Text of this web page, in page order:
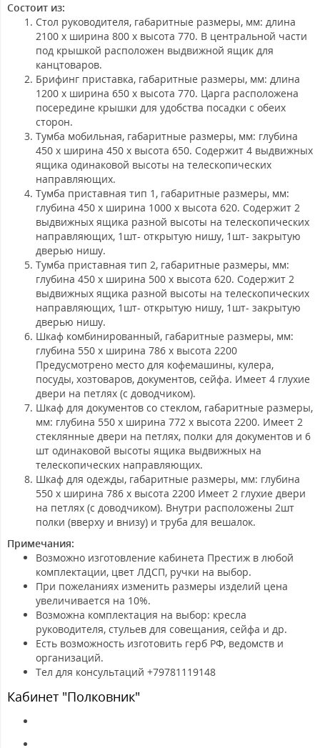
Состоит из:
Стол руководителя, габаритные размеры, мм: длина
2100 х ширина 800 х высота 770. В центральной части
под крышкой расположен выдвижной ящик для
канцтоваров.
Брифинг приставка, габаритные размеры, мм: длина
1200 х ширина 650 х высота 770. Царга расположена
посередине крышки для удобства посадки с обеих
сторон.
Тумба мобильная, габаритные размеры, мм: глубина
450 х ширина 450 х высота 650. Содержит 4 выдвижных
ящика одинаковой высоты на телескопических
направляющих.
Тумба приставная тип 1 , габаритные размеры, мм:
глубина 450 х ширина 1000 х высота 620. Содержит 2
выдвижных ящика разной высоты на телескопических
направляющих, 1шт- открытую нишу, 1шт- закрытую
дверью нишу.
Тумба приставная тип 2, габаритные размеры, мм:
глубина 450 х ширина 500 х высота 620. Содержит 2
выдвижных ящика разной высоты на телескопических
направляющих, 1шт- открытую нишу, 1шт- закрытую
дверью нишу.
Шкаф комбинированный, габаритные размеры, мм:
глубина 550 х ширина 786 х высота 2200
Предусмотрено место для кофемашины, кулера,
посуды, хозтоваров, документов, сейфа. Имеет 4 глухие
двери на петлях (с доводчиком).
Шкаф для документов со стеклом, габаритные размеры,
мм: глубина 550 х ширина 772 х высота 2200. Имеет 2
стеклянные двери на петлях, полки для документов и 6
шт одинаковой высоты ящика выдвижных на
телескопических направляющих.
Шкаф для одежды, габаритные размеры, мм: глубина
550 х ширина 786 х высота 2200 Имеет 2 глухие двери
на петлях (с доводчиком). Внутри расположены 2шт
полки (вверху и внизу) и труба для вешалок.
Примечания:
Возможно изготовление кабинета Престиж в любой
комплектации, цвет ЛДСП, ручки на выбор.
При пожеланиях изменить размеры изделий цена
увеличивается на 10%.
Возможна комплектация на выбор: кресла
руководителя, стульев для совещания, сейфа и др.
Есть возможность изготовить герб РФ, ведомств и
организаций.
Тел для консультаций +79781119148
Кабинет "Полковник"